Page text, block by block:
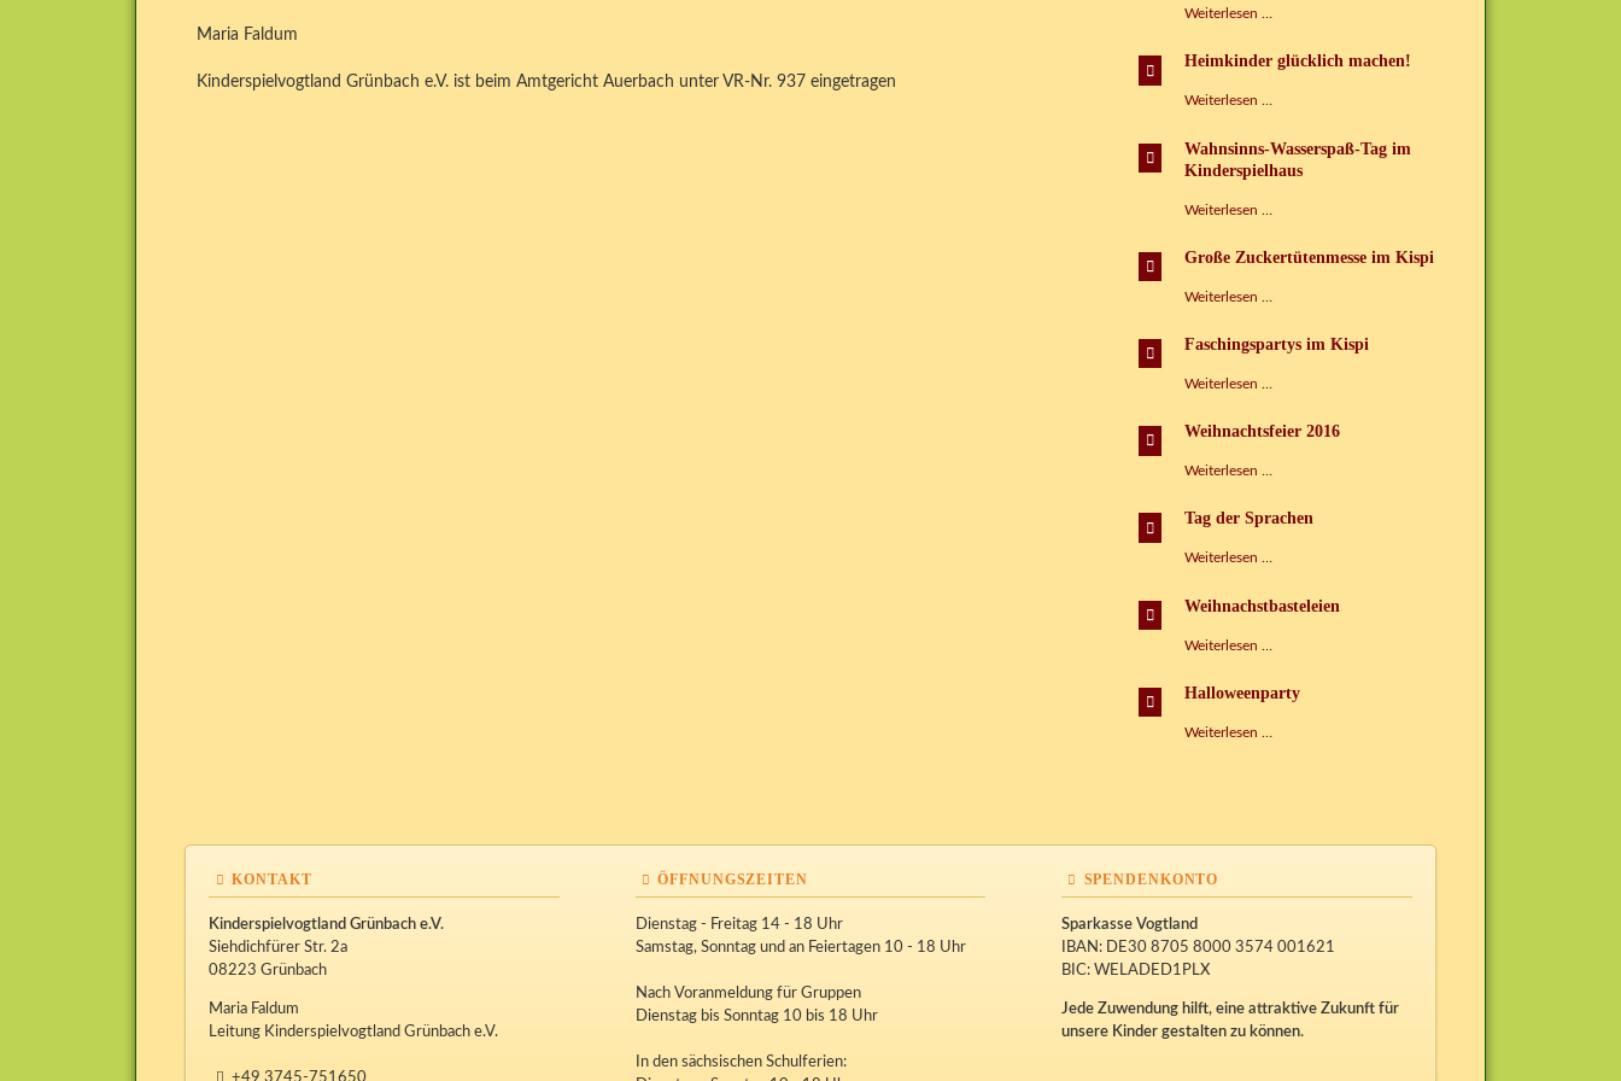
Maria Faldum
Kinderspielvogtland Grünbach e.V. ist beim Amtgericht Auerbach unter VR-Nr. 937 eingetragen
Weiterlesen …
Sprachen
e.V.
Heimkinder glücklich machen!
Weiterlesen …
machen!
Wahnsinns-Wasserspaß-Tag im
Kinderspielhaus
Weiterlesen …
Tag
Große Zuckertütenmesse im Kispi
Weiterlesen …
im
Faschingspartys im Kispi
Weiterlesen …
Kispi
Weihnachtsfeier 2016
Weiterlesen …
Tag der Sprachen
Weiterlesen …
Sprachen
Weihnachstbasteleien
Weiterlesen …
Halloweenparty
Weiterlesen …
KONTAKT
Kinderspielvogtland Grünbach e.V.
Siehdichfürer Str. 2a
08223 Grünbach
Maria Faldum
Leitung Kinderspielvogtland Grünbach e.V.
ÖFFNUNGSZEITEN
Dienstag - Freitag 14 - 18 Uhr
Samstag, Sonntag und an Feiertagen 10 - 18 Uhr
Nach Voranmeldung für Gruppen
Dienstag bis Sonntag 10 bis 18 Uhr
In den sächsischen Schulferien:
SPENDENKONTO
Sparkasse Vogtland
IBAN: DE30 8705 8000 3574 001621
BIC: WELADED1PLX
Jede Zuwendung hilft, eine attraktive Zukunft für
unsere Kinder gestalten zu können.